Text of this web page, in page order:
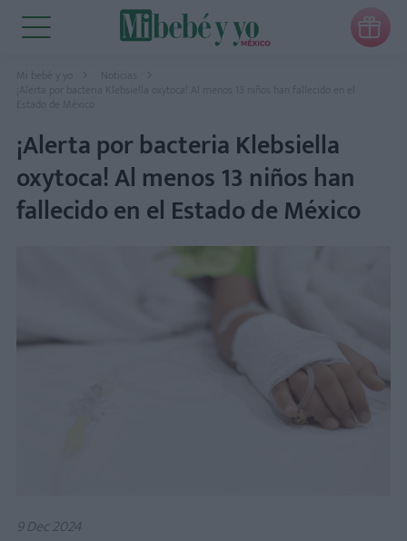

Mi bebé y yo
Noticias
¡Alerta por bacteria Klebsiella oxytoca! Al menos 13 niños han fallecido en el
Estado de México
¡Alerta por bacteria Klebsiella
oxytoca! Al menos 13 niños han
fallecido en el Estado de México
9 Dec 2024